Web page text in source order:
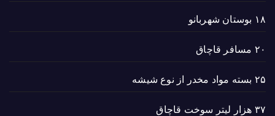
۱۸ بوستان شهربانو
۲۰ مسافر قاچاق
۲۵ بسته مواد مخدر از نوع شیشه
۳۷ هزار لیتر سوخت قاچاق